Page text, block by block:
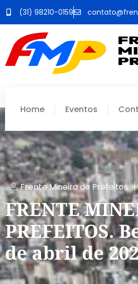
(31) 98210-0159
Home Eventos
Frente Mineira de Prefeitos
FRENTE
PREFEITOS.
de abril de